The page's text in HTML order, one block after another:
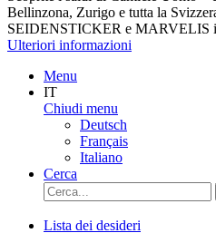
Bellinzona, Zurigo e tutta la
SEIDENSTICKER e MARVELIS
Ulteriori informazioni
Menu
IT
Chiudi menu
Deutsch
Français
Italiano
Cerca
Lista dei desideri